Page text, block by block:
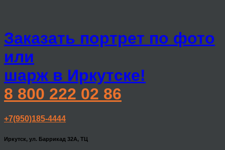
Заказать портрет по фото
или
шарж в Иркутске!
8 800 222 02 86
+7(950)185-4444
Иркутск, ул. Баррикад 32А, ТЦ